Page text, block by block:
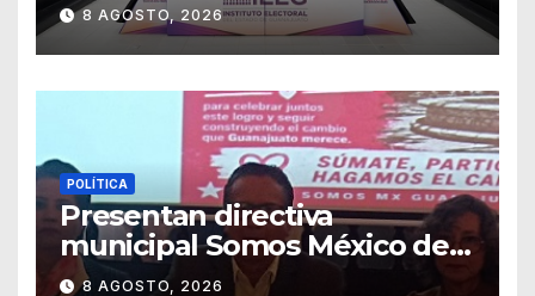
8 AGOSTO, 2026
POLÍTICA
Presentan directiva
municipal Somos México de
Guanajuato
8 AGOSTO, 2026